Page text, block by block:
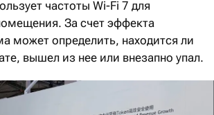
частоты Wi-Fi 7 для
За счет эффекта
может определить, находится ли
вышел из нее или внезапно упал.